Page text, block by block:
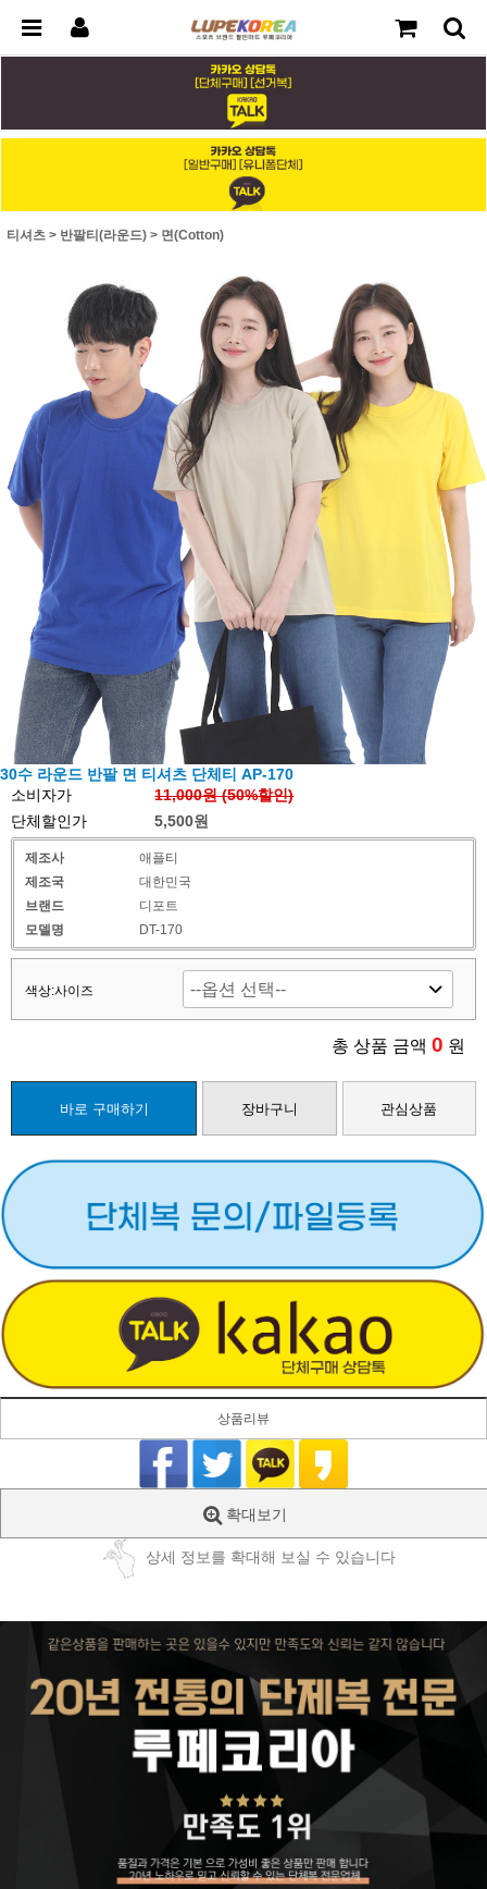
티셔츠 > 반팔티(라운드) > 면(Cotton)
30수 라운드 반팔 면 티셔츠 단체티 AP-170
소비자가
11,000원 (50%할인)
단체할인가
5,500원
제조사
애플티
제조국
대한민국
브랜드
디포트
모델명
DT-170
색상:사이즈
총 상품 금액 0 원
바로 구매하기 장바구니 관심상품
상품리뷰
확대보기
상세 정보를 확대해 보실 수 있습니다